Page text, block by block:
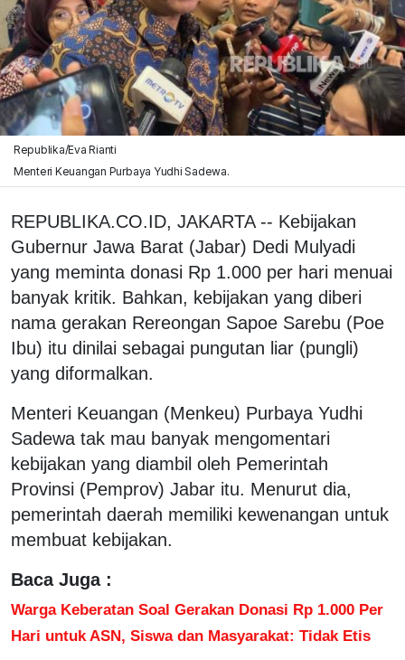
Republika/Eva Rianti
Menteri Keuangan Purbaya Yudhi Sadewa.
REPUBLIKA.CO.ID, JAKARTA -- Kebijakan
Gubernur Jawa Barat (Jabar) Dedi Mulyadi
yang meminta donasi Rp 1.000 per hari menuai
banyak kritik. Bahkan, kebijakan yang diberi
nama gerakan Rereongan Sapoe Sarebu (Poe
Ibu) itu dinilai sebagai pungutan liar (pungli)
yang diformalkan.
Menteri Keuangan (Menkeu) Purbaya Yudhi
Sadewa tak mau banyak mengomentari
kebijakan yang diambil oleh Pemerintah
Provinsi (Pemprov) Jabar itu. Menurut dia,
pemerintah daerah memiliki kewenangan untuk
membuat kebijakan.
Baca Juga :
Warga Keberatan Soal Gerakan Donasi Rp 1.000 Per
Hari untuk ASN, Siswa dan Masyarakat: Tidak Etis